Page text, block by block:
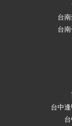
台
台
台中